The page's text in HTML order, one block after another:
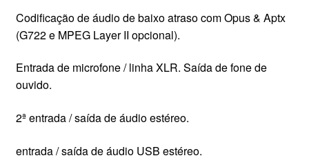
Codificação de áudio de baixo atraso com Opus & Aptx
(G722 e MPEG Layer II opcional).
Entrada de microfone / linha XLR. Saída de fone de
ouvido.
2ª entrada / saída de áudio estéreo.
entrada / saída de áudio USB estéreo.